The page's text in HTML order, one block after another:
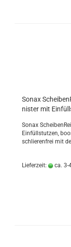
Sonax
nis­ter mit
Sonax
Ein­füll­stut­zen,
schlie­ren­frei mit
Lieferzeit: ca. 3-